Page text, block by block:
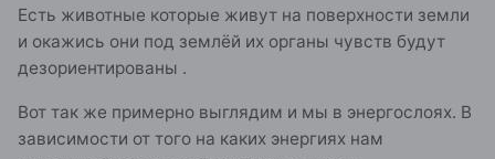
Есть животные которые живут на поверхности земли
и окажись они под землёй их органы чувств будут
дезориентированы .
Вот так же примерно выглядим и мы в энергослоях. В
зависимости от того на каких энергиях нам